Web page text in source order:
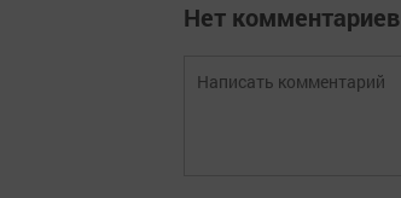
Нет комментариев